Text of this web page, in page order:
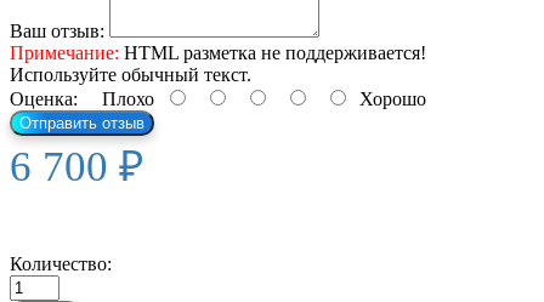
Ваш отзыв:
Примечание: HTML разметка не поддерживается!
Используйте обычный текст.
Оценка: Плохо Хорошо
Отправить отзыв
6 700 ₽
Количество: